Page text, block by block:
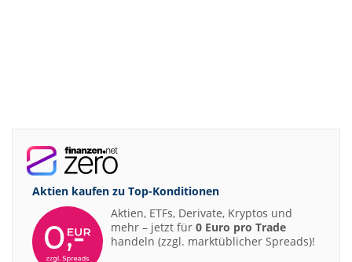
Aktien kaufen zu Top-Konditionen
Aktien, ETFs, Derivate, Kryptos und
mehr – jetzt für 0 Euro pro Trade
handeln (zzgl. marktüblicher Spreads)!